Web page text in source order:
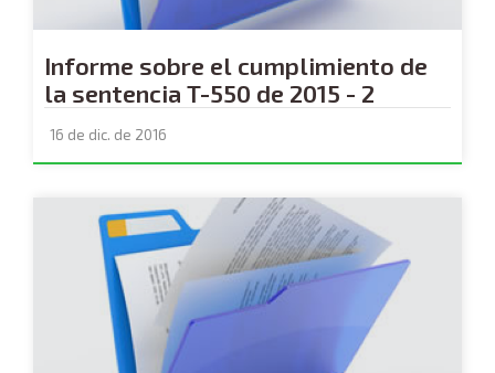
Informe sobre el cumplimiento de
la sentencia T-550 de 2015 - 2
16 de dic. de 2016